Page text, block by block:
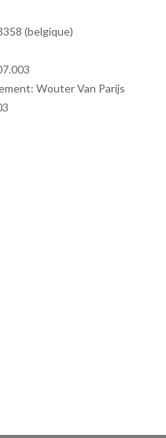
(belgique)
: WouterVan Parijs